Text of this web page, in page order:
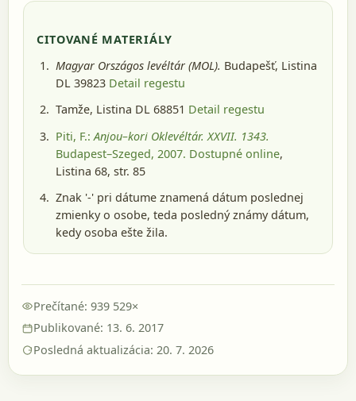
CITOVANÉ MATERIÁLY
Magyar Országos levéltár (MOL). Budapešť, Listina
DL 39823 Detail regestu
Tamže, Listina DL 68851 Detail regestu
Piti, F.:Anjou–kori Oklevéltár. XXVII. 1343.
Budapest–Szeged, 2007. Dostupné online,
Listina 68, str. 85
Znak '-' pri dátume znamená dátum poslednej
zmienky o osobe, teda posledný známy dátum,
kedy osoba ešte žila.
Prečítané: 939 529×
Publikované: 13. 6. 2017
Posledná aktualizácia: 20. 7. 2026